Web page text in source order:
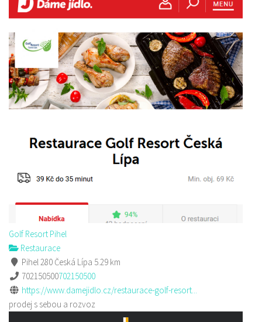
Golf Resort Pihel
Restaurace
Pihel 280 Česká Lípa 5.29 km
702150500702150500
https://www.damejidlo.cz/restaurace-golf-resort...
prodej s sebou a rozvoz